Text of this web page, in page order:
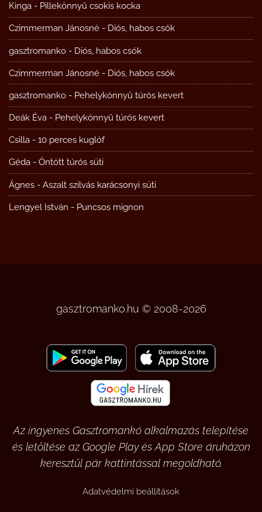
Kinga - Pillekönnyű csokis kocka
Czimmerman Jánosné - Diós, habos csók
gasztromanko - Diós, habos csók
Czimmerman Jánosné - Diós, habos csók
gasztromanko - Pehelykönnyű túrós kevert
Deák Éva - Pehelykönnyű túrós kevert
Csilla - 10 perces kuglóf
Géda - Öntött túrós süti
Ágnes - Aszalt szilvás karácsonyi süti
Lengyel István - Puncsos mignon
gasztromanko.hu © 2008-2026
Az ingyenes Gasztromankó alkalmazás telepítése
és letöltése az Google Play és App Store áruházon
keresztül pár kattintással megoldható.
Adatvédelmi beállítások